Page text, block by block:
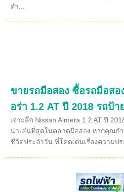
ดำ...
ขายรถมือสอง ซื้อรถมือสอ
อร่า 1.2 AT ปี 2018 รถป้า
เจาะลึก Nissan Almera 1.2 AT ปี
น่าเล่นที่สุดในตลาดมือสอง หากคุณก
ชีวิตประจำวัน ที่โดดเด่นเรื่องความป